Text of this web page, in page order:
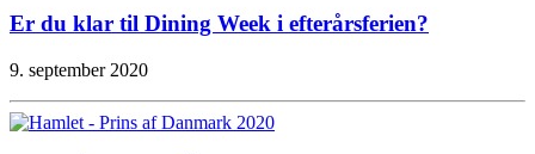
Er du klar til Dining Week i efterårsferien?
9. september 2020